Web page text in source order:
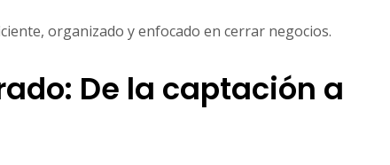
organizado y enfocado en cerrar negocios.
De la captación a